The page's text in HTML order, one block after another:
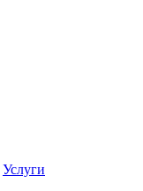
Услуги